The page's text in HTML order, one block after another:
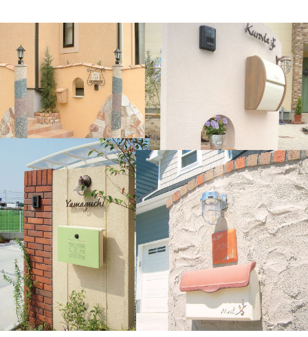
ルシアス 宅配ボックス・ポスティモ 宅配ボック
ス・独立型ポスト フィッテ・ポスティモ・G3
型・G4型・エクステリアポスト T4型・T5型・
T6B型・T9型・T9R型・T9L型・T10型・T11
型・T12型・T13型・T14型・プリュード ポス
ト・FX01型・FX02型・FX03型・Jポスト・
HS1型・BA14型・
【三協アルミ】
SWE型・SWC型・JWHP型・SMA型・SWM-S
型・SWD型・STS-1N型・STS-2N型・KA型・
BA型・HA型・HS型・OS型・SON型・SOV
型・SOR型・SKU型
【LIXIL / リクシル】
宅配ボックスKT・宅配ボックスKL・スマート宅
配ポスト・ネクストポスト L-1型・エクスポス
ト グレイス・FS・ヴェール・ハングス・プレイ
ン・フラット横型ポスト・アクシィ横型ポス
ト・セキュリティ縦型ポスト・フラット縦型ポ
スト・スリム縦型ポスト・縦型ポスト・箱型タ
イプ・口金タイプ・アメリカンポスト・アメリ
カンタイプ・TOEXポスト
【オンリーワン クラブ エクステリア】
ハイビポスト・グランスタンド・オーパス クー
ル・パーサス ネオ・ジョイ・クラッシー スクエ
ア・クーリエ・和の文・ナミプラス アール・ソ